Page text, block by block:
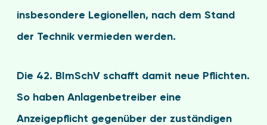
insbesondere Legionellen, nach dem Stand
der Technik vermieden werden.
Die 42. BImSchV schafft damit neue Pflichten.
So haben Anlagenbetreiber eine
Anzeigepflicht gegenüber der zuständigen